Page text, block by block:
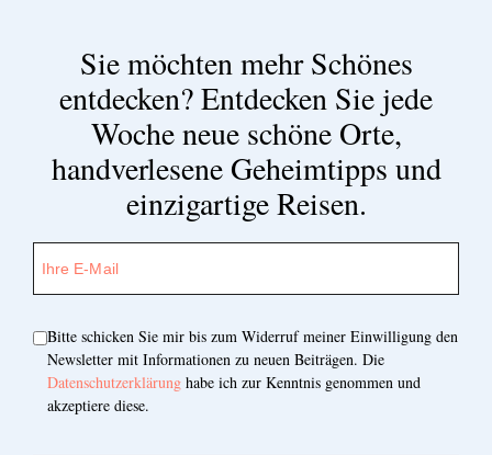
Sie möchten mehr Schönes
entdecken?Entdecken Sie jede
Woche neue schöne Orte,
handverlesene Geheimtipps und
einzigartige Reisen.
Bitte schicken Sie mir bis zum Widerruf meiner Einwilligung den
Newsletter mit Informationen zu neuen Beiträgen. Die
Datenschutzerklärung habe ich zur Kenntnis genommen und
akzeptiere diese.